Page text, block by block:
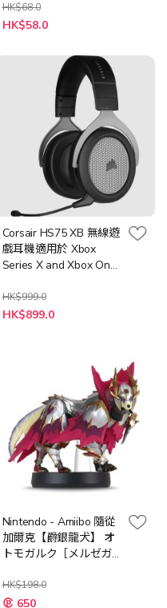
HK$68.0
特
殊
格
HK$58.0
Corsair HS75 XB 無線遊
戲耳機適用於 Xbox
Series X and Xbox One
[預計送貨時間: 7-10工
作天]
HK$999.0
特
殊
HK$899.0
Nintendo - Amiibo 隨從
加爾克【爵銀龍犬】 オ
トモガルク［メルゼガ
曉) - 實體Amiibo電子換
領券
HK$198.0
特 650